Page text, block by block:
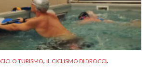
CICLO TURISMO, IL CICLISMO DI BROCCI,